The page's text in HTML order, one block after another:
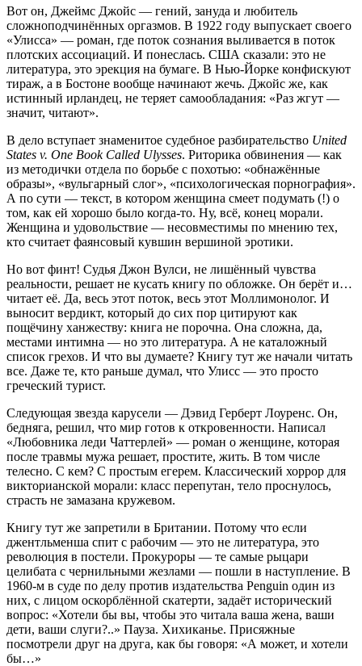
Вот он, Джеймс Джойс — гений, зануда и любитель
сложноподчинённых оргазмов. В 1922 году выпускает своего
«Улисса» — роман, где поток сознания выливается в поток
плотских ассоциаций. И понеслась. США сказали: это не
литература, это эрекция на бумаге. В Нью-Йорке конфискуют
тираж, а в Бостоне вообще начинают жечь. Джойс же, как
истинный ирландец, не теряет самообладания: «Раз жгут —
значит, читают».
В дело вступает знаменитое судебное разбирательство United
States v. One Book Called Ulysses. Риторика обвинения — как
из методички отдела по борьбе с похотью: «обнажённые
образы», «вульгарный слог», «психологическая порнография».
А по сути — текст, в котором женщина смеет подумать (!) о
том, как ей хорошо было когда-то. Ну, всё, конец морали.
Женщина и удовольствие — несовместимы по мнению тех,
кто считает фаянсовый кувшин вершиной эротики.
Но вот финт! Судья Джон Вулси, не лишённый чувства
реальности, решает не кусать книгу по обложке. Он берёт и…
читает её. Да, весь этот поток, весь этот Моллимонолог. И
выносит вердикт, который до сих пор цитируют как
пощёчину ханжеству: книга не порочна. Она сложна, да,
местами интимна — но это литература. А не каталожный
список грехов. И что вы думаете? Книгу тут же начали читать
все. Даже те, кто раньше думал, что Улисс — это просто
греческий турист.
Следующая звезда карусели — Дэвид Герберт Лоуренс. Он,
бедняга, решил, что мир готов к откровенности. Написал
«Любовника леди Чаттерлей» — роман о женщине, которая
после травмы мужа решает, простите, жить. В том числе
телесно. С кем? С простым егерем. Классический хоррор для
викторианской морали: класс перепутан, тело проснулось,
страсть не замазана кружевом.
Книгу тут же запретили в Британии. Потому что если
джентльменша спит с рабочим — это не литература, это
революция в постели. Прокуроры — те самые рыцари
целибата с чернильными жезлами — пошли в наступление. В
1960‑м в суде по делу против издательства Penguin один из
них, с лицом оскорблённой скатерти, задаёт исторический
вопрос: «Хотели бы вы, чтобы это читала ваша жена, ваши
дети, ваши слуги?..» Пауза. Хихиканье. Присяжные
посмотрели друг на друга, как бы говоря: «А может, и хотели
бы…»